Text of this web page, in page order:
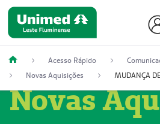
Acesso Rápido
Novas Aquisições
Novas